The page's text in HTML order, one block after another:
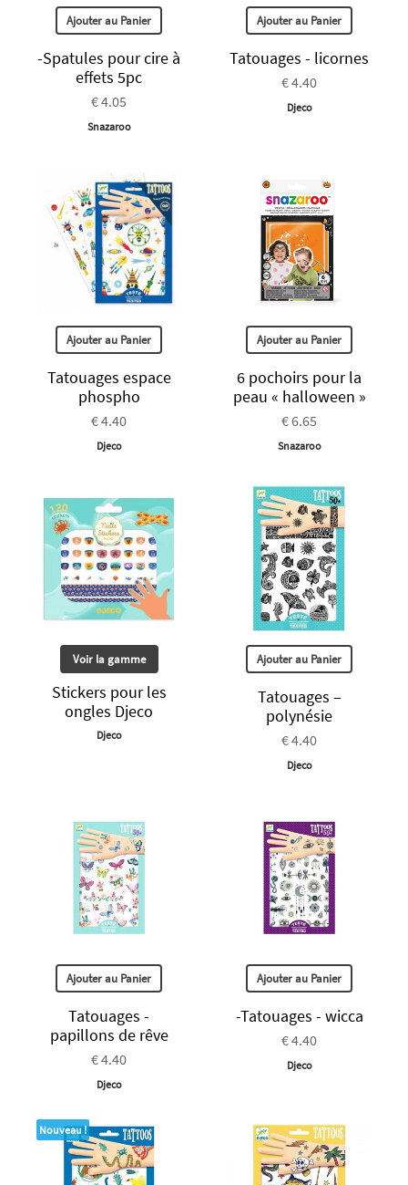
Ajouter au Panier
-Spatules pour cire à
effets 5pc
€ 4.05
Snazaroo
Ajouter au Panier
Tatouages - licornes
€ 4.40
Djeco
Ajouter au Panier
Tatouages espace
phospho
€ 4.40
Djeco
Ajouter au Panier
6 pochoirs pour la
peau « halloween »
€ 6.65
Snazaroo
Voir la gamme
Stickers pour les
ongles Djeco
Djeco
Ajouter au Panier
Tatouages –
polynésie
€ 4.40
Djeco
Ajouter au Panier
Tatouages -
papillons de rêve
€ 4.40
Djeco
Ajouter au Panier
-Tatouages - wicca
€ 4.40
Djeco
Nouveau !